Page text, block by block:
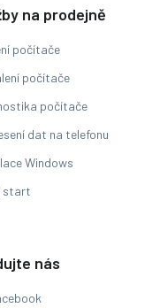
na prodejně
počítače
počítače
počítače
dat na telefonu
Windows
start
nás